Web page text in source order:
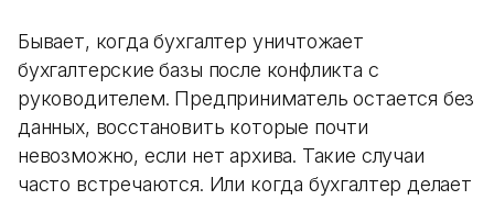
Бывает, когда бухгалтер уничтожает
бухгалтерские базы после конфликта с
руководителем. Предприниматель остается без
данных, восстановить которые почти
невозможно, если нет архива. Такие случаи
часто встречаются. Или когда бухгалтер делает